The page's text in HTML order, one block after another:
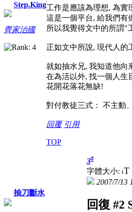
Step.King
齊家治國
工作是應該為理想, 為實
這是一個平台, 給我們有
所以我覺得文中的所謂"
正如文中所說, 現代人的
就如抽水兄, 我知道他向
在為活以外, 找一個人生
花開花落花無缺!
對付教徒三式： 不主動
回覆 引用
TOP
抽刀斷水
3#
字體大小: tT
2007/7/13
回復 #2